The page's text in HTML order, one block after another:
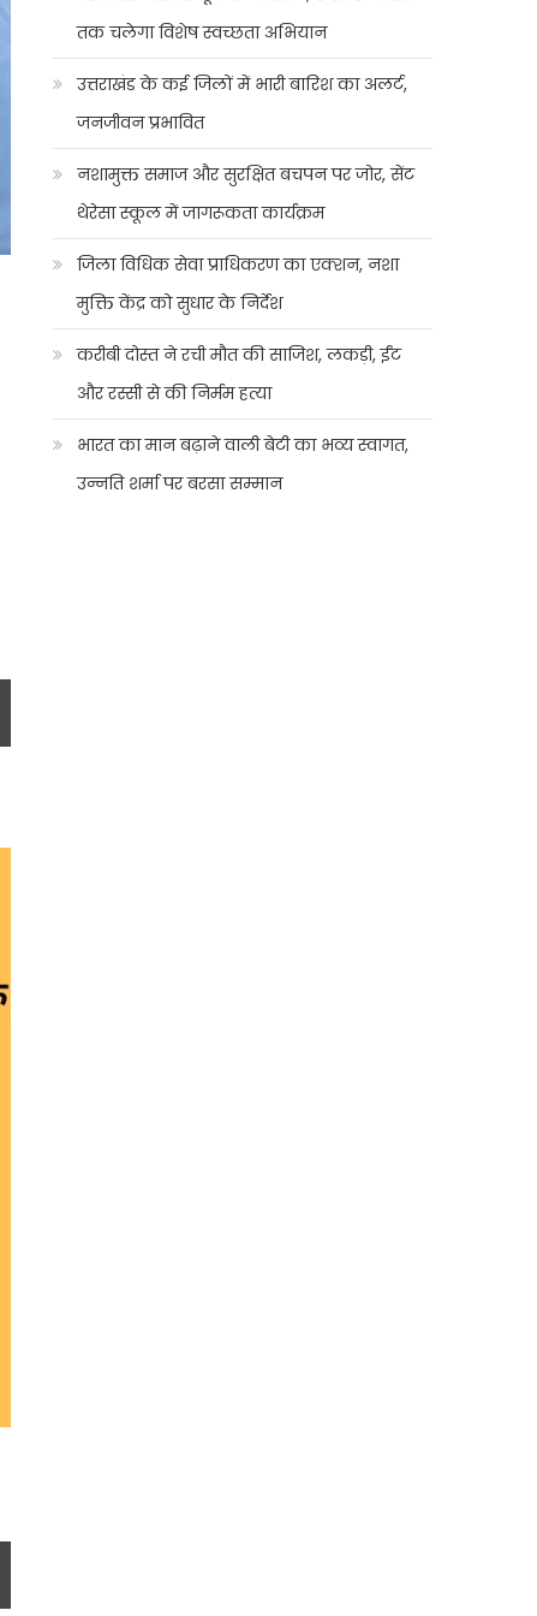
तक चलेगा विशेष स्वच्छता अभियान
उत्तराखंड के कई जिलों में भारी बारिश का अलर्ट,
जनजीवन प्रभावित
नशामुक्त समाज और सुरक्षित बचपन पर जोर, सेंट
थेरेसा स्कूल में जागरूकता कार्यक्रम
जिला विधिक सेवा प्राधिकरण का एक्शन, नशा
मुक्ति केंद्र को सुधार के निर्देश
करीबी दोस्त ने रची मौत की साजिश, लकड़ी, ईंट
और रस्सी से की निर्मम हत्या
भारत का मान बढ़ाने वाली बेटी का भव्य स्वागत,
उन्नति शर्मा पर बरसा सम्मान